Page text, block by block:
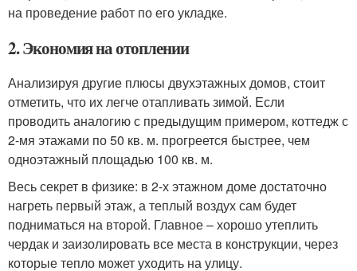
на проведение работ по его укладке.
2. Экономия на отоплении
Анализируя другие плюсы двухэтажных домов, стоит
отметить, что их легче отапливать зимой. Если
проводить аналогию с предыдущим примером, коттедж с
2-мя этажами по 50 кв. м. прогреется быстрее, чем
одноэтажный площадью 100 кв. м.
Весь секрет в физике: в 2-х этажном доме достаточно
нагреть первый этаж, а теплый воздух сам будет
подниматься на второй. Главное – хорошо утеплить
чердак и заизолировать все места в конструкции, через
которые тепло может уходить на улицу.